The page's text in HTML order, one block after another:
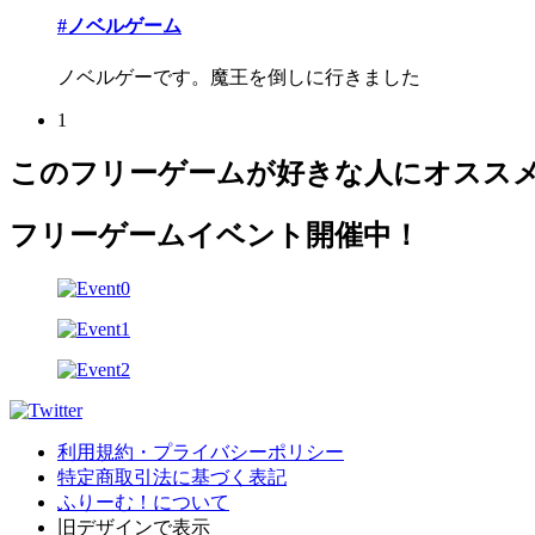
#ノベルゲーム
ノベルゲーです。魔王を倒しに行きました
1
このフリーゲームが好きな人にオスス
フリーゲームイベント開催中！
利用規約・プライバシーポリシー
特定商取引法に基づく表記
ふりーむ！について
旧デザインで表示